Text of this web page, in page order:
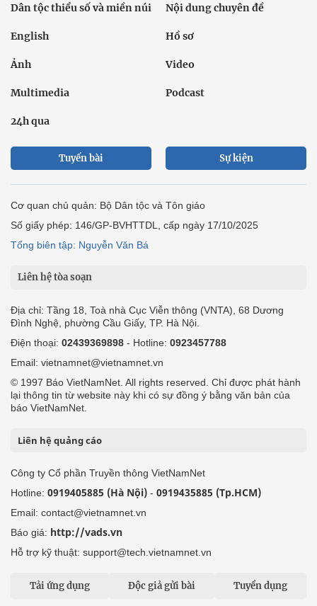
Dân tộc thiểu số và miền núi Nội dung chuyên đề
English Hồ sơ
Ảnh Video
Multimedia Podcast
24h qua
Tuyến bài Sự kiện
Cơ quan chủ quản: Bộ Dân tộc và Tôn giáo
Số giấy phép: 146/GP-BVHTTDL, cấp ngày 17/10/2025
Tổng biên tập: Nguyễn Văn Bá
Liên hệ tòa soạn
Địa chỉ: Tầng 18, Toà nhà Cục Viễn thông (VNTA), 68 Dương
Đình Nghệ, phường Cầu Giấy, TP. Hà Nội.
Điện thoại: 02439369898 - Hotline: 0923457788
Email: vietnamnet@vietnamnet.vn
© 1997 Báo VietNamNet. All rights reserved. Chỉ được phát hành
lại thông tin từ website này khi có sự đồng ý bằng văn bản của
báo VietNamNet.
Liên hệ quảng cáo
Công ty Cổ phần Truyền thông VietNamNet
Hotline: 0919405885 (Hà Nội) - 0919435885 (Tp.HCM)
Email: contact@vietnamnet.vn
Báo giá: http://vads.vn
Hỗ trợ kỹ thuật: support@tech.vietnamnet.vn
Tải ứng dụng Độc giả gửi bài Tuyển dụng